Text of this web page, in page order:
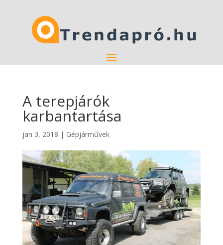
A terepjárók
karbantartása
jan 3, 2018 | Gépjárművek